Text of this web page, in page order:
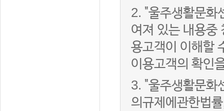
2. "울주생활문화
여져 있는 내용중
용고객이 이해할
이용고객의 확인
3. "울주생활문화
의규제에관한법